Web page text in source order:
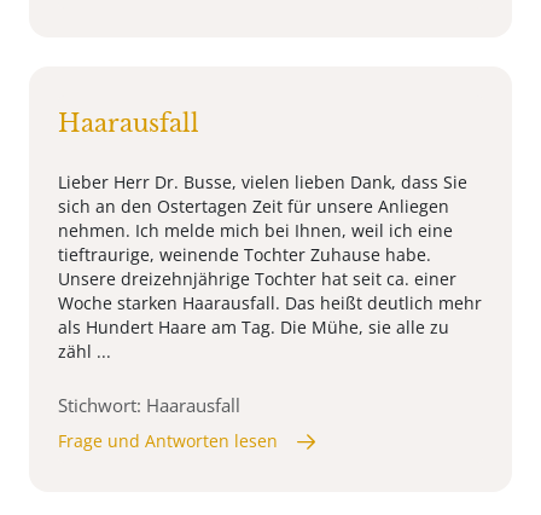
Haarausfall
Lieber Herr Dr. Busse, vielen lieben Dank, dass Sie
sich an den Ostertagen Zeit für unsere Anliegen
nehmen. Ich melde mich bei Ihnen, weil ich eine
tieftraurige, weinende Tochter Zuhause habe.
Unsere dreizehnjährige Tochter hat seit ca. einer
Woche starken Haarausfall. Das heißt deutlich mehr
als Hundert Haare am Tag. Die Mühe, sie alle zu
zähl ...
Stichwort: Haarausfall
Frage und Antworten lesen